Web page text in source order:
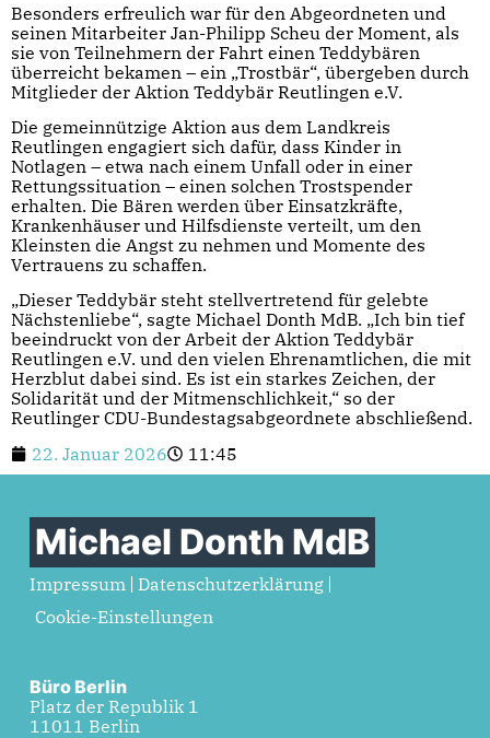
Besonders erfreulich war für den Abgeordneten und
seinen Mitarbeiter Jan-Philipp Scheu der Moment, als
sie von Teilnehmern der Fahrt einen Teddybären
überreicht bekamen – ein „Trostbär“, übergeben durch
Mitglieder der Aktion Teddybär Reutlingen e.V.
Die gemeinnützige Aktion aus dem Landkreis
Reutlingen engagiert sich dafür, dass Kinder in
Notlagen – etwa nach einem Unfall oder in einer
Rettungssituation – einen solchen Trostspender
erhalten. Die Bären werden über Einsatzkräfte,
Krankenhäuser und Hilfsdienste verteilt, um den
Kleinsten die Angst zu nehmen und Momente des
Vertrauens zu schaffen.
„Dieser Teddybär steht stellvertretend für gelebte
Nächstenliebe“, sagte Michael Donth MdB. „Ich bin tief
beeindruckt von der Arbeit der Aktion Teddybär
Reutlingen e.V. und den vielen Ehrenamtlichen, die mit
Herzblut dabei sind. Es ist ein starkes Zeichen, der
Solidarität und der Mitmenschlichkeit,“ so der
Reutlinger CDU-Bundestagsabgeordnete abschließend.
22. Januar 2026
11:45
Michael Donth MdB
Impressum
Datenschutzerklärung
Cookie-Einstellungen
Büro Berlin
Platz der Republik 1
11011 Berlin